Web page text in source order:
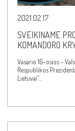
2021.02.17
SVEIKINAME
KOMANDORO
Vasario 16-osios –
Respublikos
Lietuvai“…